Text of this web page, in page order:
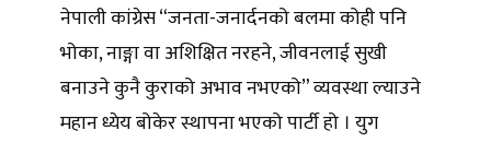
नेपाली कांग्रेस “जनता-जनार्दनको बलमा कोही पनि
भोका, नाङ्गा वा अशिक्षित नरहने, जीवनलाई सुखी
बनाउने कुनै कुराको अभाव नभएको” व्यवस्था ल्याउने
महान ध्येय बोकेर स्थापना भएको पार्टी हो । युग